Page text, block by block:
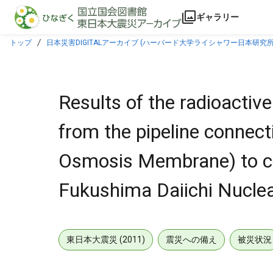
本文に飛ぶ
ギャラリー
トップ 日本災害DIGITALアーカイブ (ハーバード大学ライシャワー日本研究
Results of the
from the pipeline
Osmosis Membrane) to
Fukushima Daiichi
東日本大震災 (2011) 震災への備え 被災状況